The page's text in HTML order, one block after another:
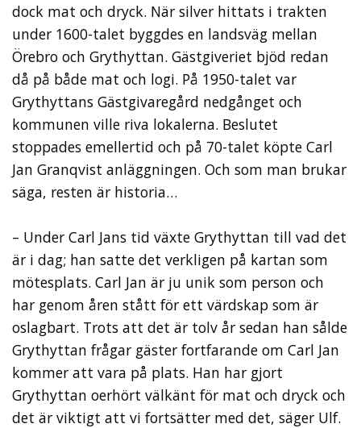
dock mat och dryck. När silver hittats i trakten
under 1600-talet byggdes en landsväg mellan
Örebro och Grythyttan. Gästgiveriet bjöd redan
då på både mat och logi. På 1950-talet var
Grythyttans Gästgivaregård nedgånget och
kommunen ville riva lokalerna. Beslutet
stoppades emellertid och på 70-talet köpte Carl
Jan Granqvist anläggningen. Och som man brukar
säga, resten är historia…
– Under Carl Jans tid växte Grythyttan till vad det
är i dag; han satte det verkligen på kartan som
mötesplats. Carl Jan är ju unik som person och
har genom åren stått för ett värdskap som är
oslagbart. Trots att det är tolv år sedan han sålde
Grythyttan frågar gäster fortfarande om Carl Jan
kommer att vara på plats. Han har gjort
Grythyttan oerhört välkänt för mat och dryck och
det är viktigt att vi fortsätter med det, säger Ulf.